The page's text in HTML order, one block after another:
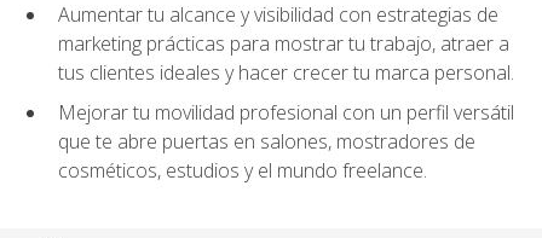
Aumentar tu alcance y visibilidad con estrategias de
marketing prácticas para mostrar tu trabajo, atraer a
tus clientes ideales y hacer crecer tu marca personal.
Mejorar tu movilidad profesional con un perfil versátil
que te abre puertas en salones, mostradores de
cosméticos, estudios y el mundo freelance.